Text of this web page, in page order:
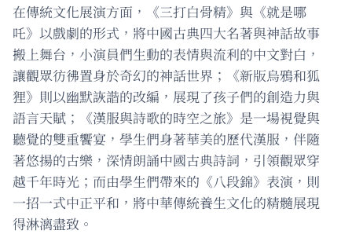
在傳統文化展演方面，《三打白骨精》與《就是哪
吒》以戲劇的形式，將中國古典四大名著與神話故事
搬上舞台，小演員們生動的表情與流利的中文對白，
讓觀眾彷彿置身於奇幻的神話世界；《新版烏鴉和狐
狸》則以幽默詼諧的改編，展現了孩子們的創造力與
語言天賦；《漢服與詩歌的時空之旅》是一場視覺與
聽覺的雙重饗宴，學生們身著華美的歷代漢服，伴隨
著悠揚的古樂，深情朗誦中國古典詩詞，引領觀眾穿
越千年時光；而由學生們帶來的《八段錦》表演，則
一招一式中正平和，將中華傳統養生文化的精髓展現
得淋漓盡致。